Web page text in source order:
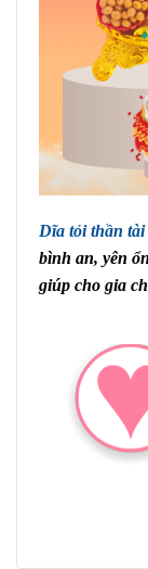
Dĩa tỏi thần
bình an, yên
giúp cho gia